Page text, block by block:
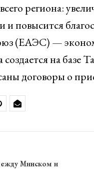
региона:
и повысится
(ЕАЭС) —
на базе
договоры о
Минском и